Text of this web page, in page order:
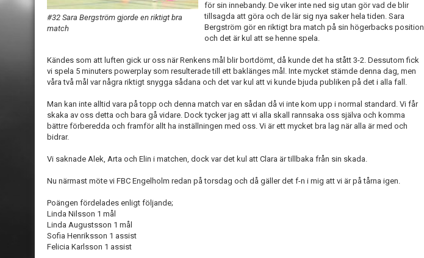
#32 Sara Bergström gjorde en riktigt bra
match
för sin innebandy. De viker inte ned sig utan gör vad de blir
tillsagda att göra och de lär sig nya saker hela tiden. Sara
Bergström gör en riktigt bra match på sin högerbacks position
och det är kul att se henne spela.
Kändes som att luften gick ur oss när Renkens mål blir bortdömt, då kunde det ha stått 3-2. Dessutom fick
vi spela 5 minuters powerplay som resulterade till ett baklänges mål. Inte mycket stämde denna dag, men
våra två mål var några riktigt snygga sådana och det var kul att vi kunde bjuda publiken på det i alla fall.
Man kan inte alltid vara på topp och denna match var en sådan då vi inte kom upp i normal standard. Vi får
skaka av oss detta och bara gå vidare. Dock tycker jag att vi alla skall rannsaka oss själva och komma
bättre förberedda och framför allt ha inställningen med oss. Vi är ett mycket bra lag när alla är med och
bidrar.
Vi saknade Alek, Arta och Elin i matchen, dock var det kul att Clara är tillbaka från sin skada.
Nu närmast möte vi FBC Engelholm redan på torsdag och då gäller det f-n i mig att vi är på tårna igen.
Poängen fördelades enligt följande;
Linda Nilsson 1 mål
Linda Augustsson 1 mål
Sofia Henriksson 1 assist
Felicia Karlsson 1 assist